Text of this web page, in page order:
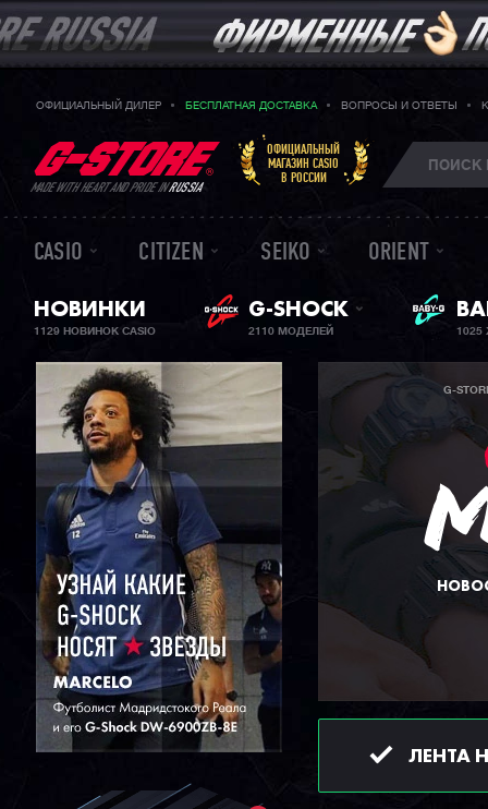
ОФИЦИАЛЬНЫЙ ДИЛЕР БЕСПЛАТНАЯ ДОСТАВКА ВОПРОСЫ И ОТВЕТЫ
MADE WITH HEART AND PRIDE INRUSSIA
ОФИЦИАЛЬНЫЙ
МАГАЗИН CASIO
В РОССИИ
CASIO CITIZEN SEIKO ORIENT
НОВИНКИ
1129 НОВИНОК CASIO
G-SHOCK
2110 МОДЕЛЕЙ
G-
ЛЕНТА